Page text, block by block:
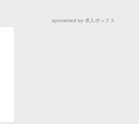
sponsored by 求人ボックス